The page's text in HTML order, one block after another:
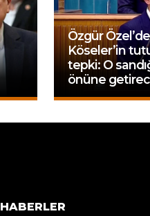
Özgür
Köseler’in
tepki: O
önüne
HABERLER